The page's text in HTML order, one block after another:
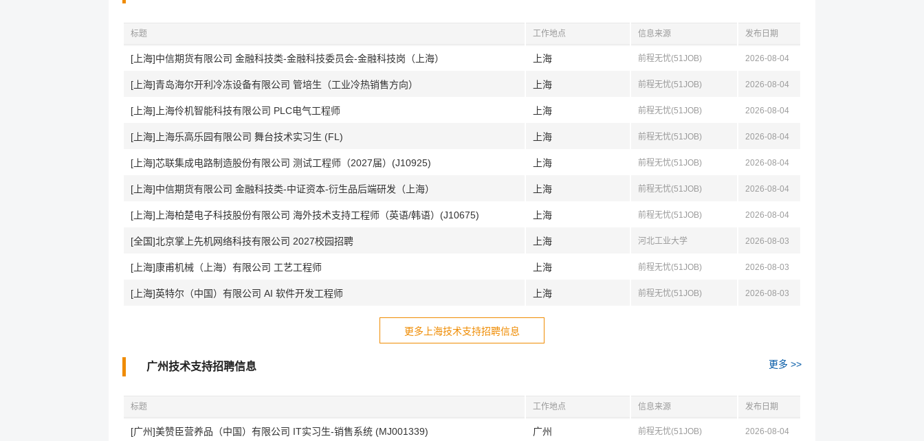
标题 工作地点 信息来源 发布日期
[上海]中信期货有限公司 金融科技类-金融科技委员会-金融科技岗（上海） 上海 前程无忧(51JOB) 2026-08-04
[上海]青岛海尔开利冷冻设备有限公司 管培生（工业冷热销售方向） 上海 前程无忧(51JOB) 2026-08-04
[上海]上海伶机智能科技有限公司 PLC电气工程师 上海 前程无忧(51JOB) 2026-08-04
[上海]上海乐高乐园有限公司 舞台技术实习生 (FL) 上海 前程无忧(51JOB) 2026-08-04
[上海]芯联集成电路制造股份有限公司 测试工程师（2027届）(J10925) 上海 前程无忧(51JOB) 2026-08-04
[上海]中信期货有限公司 金融科技类-中证资本-衍生品后端研发（上海） 上海 前程无忧(51JOB) 2026-08-04
[上海]上海柏楚电子科技股份有限公司 海外技术支持工程师（英语/韩语）(J10675) 上海 前程无忧(51JOB) 2026-08-04
[全国]北京掌上先机网络科技有限公司 2027校园招聘 上海 河北工业大学 2026-08-03
[上海]康甫机械（上海）有限公司 工艺工程师 上海 前程无忧(51JOB) 2026-08-03
[上海]英特尔（中国）有限公司 AI 软件开发工程师 上海 前程无忧(51JOB) 2026-08-03
更多上海技术支持招聘信息
广州技术支持招聘信息 更多 >>
标题 工作地点 信息来源 发布日期
[广州]美赞臣营养品（中国）有限公司 IT实习生-销售系统 (MJ001339) 广州 前程无忧(51JOB) 2026-08-04